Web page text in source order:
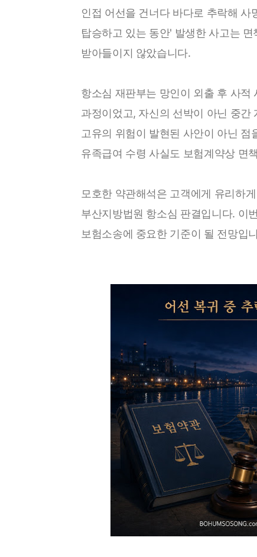
인접 어선을 건너다 바다로 추락해
탑승하고 있는 동안' 발생한 사고는
받아들이지 않았습니다.
항소심 재판부는 망인이 외출 후 사적
과정이었고, 자신의 선박이 아닌 중
고유의 위험이 발현된 사안이 아닌
유족급여 수령 사실도 보험계약상 면
모호한 약관해석은 고객에게 유리하
부산지방법원 항소심 판결입니다. 이
보험소송에 중요한 기준이 될 전망입